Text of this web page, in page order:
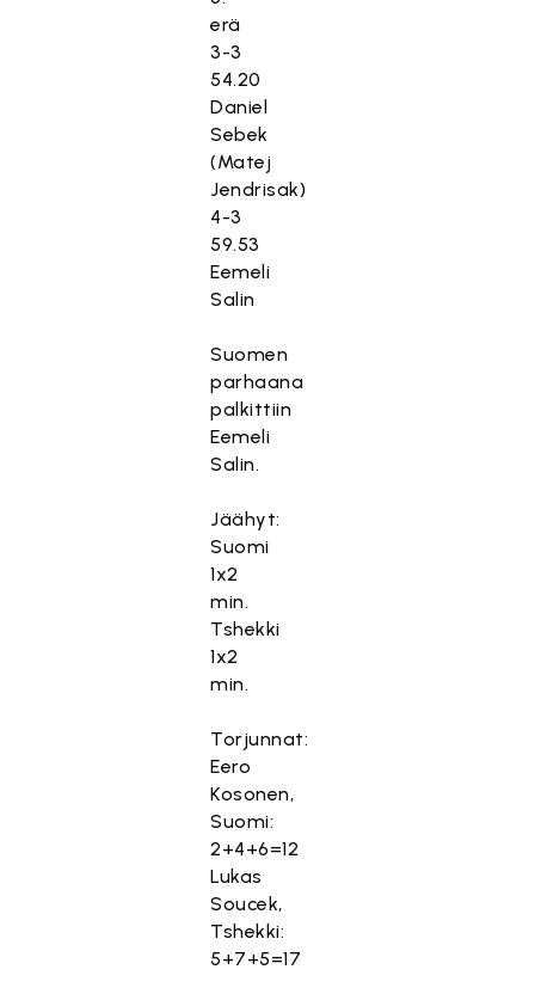
erä
3-3
54.20
Daniel
Sebek
(Matej
Jendrisak)
4-3
59.53
Eemeli
Salin
Suomen
parhaana
palkittiin
Eemeli
Salin.
Jäähyt:
Suomi
1x2
min.
Tshekki
1x2
min.
Torjunnat:
Eero
Kosonen,
Suomi:
2+4+6=12
Lukas
Soucek,
Tshekki:
5+7+5=17